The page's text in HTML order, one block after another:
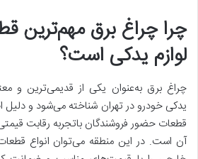
چرا چراغ برق مهم‌ترین
لوازم یدکی است؟
چراغ برق به‌عنوان یکی از قدیمی‌ترین و
یدکی خودرو در تهران شناخته می‌شود و دلیل
قطعات حضور فروشندگان با‌تجربه رقابت
آن است. در این منطقه می‌توان انواع